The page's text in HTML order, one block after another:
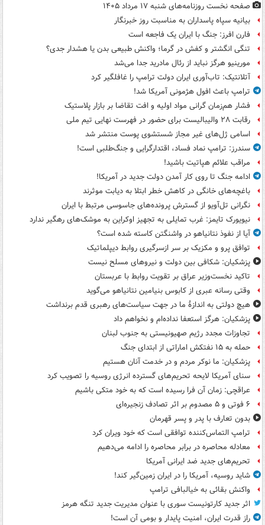
صفحه نخست روزنامه‌های شنبه ۱۷ مرداد ۱۴۰۵
بیانیه سپاه پاسداران به مناسبت روز خبرنگار
فارن افرز: جنگ با ایران یک فاجعه است
تنگی انگشتر و کفش در گرما؛ واکنش طبیعی بدن یا هشدار جدی؟
مورینیو هرگز نباید از رئال مادرید جدا می‌شد
آتلانتیک: تاب‌آوری ایران دولت ترامپ را غافلگیر کرد
ترامپ باعث افول هژمونی آمریکا شد!
فشار هم‌زمان گرانی مواد اولیه و افت تقاضا بر بازار پلاستیک
رقابت ۲۸ والیبالیست برای حضور در فهرست نهایی تیم ملی
اسامی ژل‌های غیر مجاز شستشوی پوست منتشر شد
سندرز: ترامپ نماد فساد، اقتدارگرایی و جنگ‌طلبی است!
مراقب علائم هپاتیت باشید!
ادامه جنگ تا روی کار آمدن دولت جدید در آمریکا!
باغچه‌های خانگی در کاهش خطر ابتلا به دیابت موثرند
نگرانی تل‌آویو از گسترش پرونده‌های جاسوسی مرتبط با ایران
نیویورک تایمز: غرب تمایلی به تجهیز اوکراین به موشک‌های رهگیر ندارد
آیا از نفوذ نتانیاهو در واشنگتن کاسته شده است؟
توافق پرو و مکزیک بر سر ازسرگیری روابط دیپلماتیک
پزشکیان: شکافی بین دولت و نیروهای مسلح نیست
تاکید نخست‌وزیر عراق بر تقویت روابط با عربستان
وقتی رسانه عبری از کابوس بنیامین نتانیاهو می‌گوید
هیچ دولتی به اندازۀ ما در جهت سیاست‌های رهبری قدم برنداشت
پزشکیان: هرگز استعفا نداده‌ام و نخواهم داد
تجاوزات مجدد رژیم صهیونیستی به جنوب لبنان
حمله به ۱۵ نفتکش‌ اماراتی از ابتدای جنگ
پزشکیان: ما نوکر مردم و در خدمت آنان هستیم
سنای آمریکا لایحه تحریم‌های گسترده انرژی روسیه را تصویب کرد
عراقچی: زمان آن فرا رسیده است که به خود متکی باشیم
۶ فوتی و ۵ مصدوم بر اثر تصادف زنجیره‌ای
بدون تعارف با پدر و پسر قهرمان
ترامپ التماس‌کننده توافقی است که خود ویران کرد
معادله محاصره در برابر محاصره را ادامه می‌دهیم
تحریم‌های جدید ضد ایرانی آمریکا
شاید روسیه، آمریکا را در ایران زمین‌گیر کند!
واکنش بقائی به خیالبافی ترامپ
اثر جدید کارتونیست سوری با عنوان مدیریت جدید تنگه هرمز
راز قدرت ایران، امنیت پایدار و بومی آن است!